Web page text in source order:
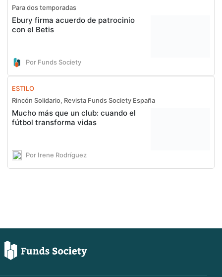
Para dos temporadas
Ebury firma acuerdo de patrocinio
con el Betis
Por Funds Society
ESTILO
Rincón Solidario, Revista Funds Society España
Mucho más que un club: cuando el
fútbol transforma vidas
Por Irene Rodríguez